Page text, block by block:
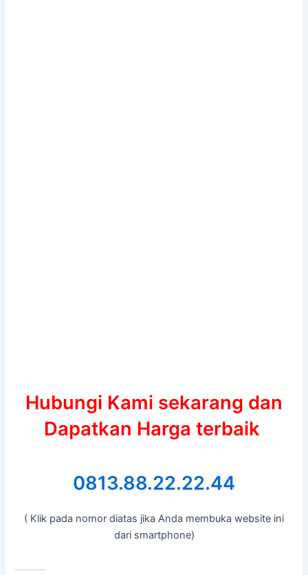
Hubungi Kami sekarang dan
Dapatkan Harga terbaik
0813.88.22.22.44
( Klik pada nomor diatas jika Anda membuka website ini
dari smartphone)